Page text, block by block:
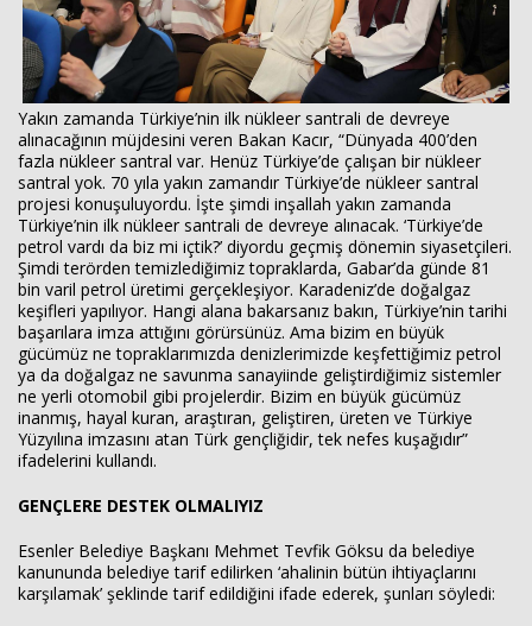
Yakın zamanda Türkiye’nin ilk nükleer santrali de devreye
alınacağının müjdesini veren Bakan Kacır, “Dünyada 400’den
fazla nükleer santral var. Henüz Türkiye’de çalışan bir nükleer
santral yok. 70 yıla yakın zamandır Türkiye’de nükleer santral
projesi konuşuluyordu. İşte şimdi inşallah yakın zamanda
Türkiye’nin ilk nükleer santrali de devreye alınacak. ‘Türkiye’de
petrol vardı da biz mi içtik?’ diyordu geçmiş dönemin siyasetçileri.
Şimdi terörden temizlediğimiz topraklarda, Gabar’da günde 81
bin varil petrol üretimi gerçekleşiyor. Karadeniz’de doğalgaz
keşifleri yapılıyor. Hangi alana bakarsanız bakın, Türkiye’nin tarihi
başarılara imza attığını görürsünüz. Ama bizim en büyük
gücümüz ne topraklarımızda denizlerimizde keşfettiğimiz petrol
ya da doğalgaz ne savunma sanayiinde geliştirdiğimiz sistemler
ne yerli otomobil gibi projelerdir. Bizim en büyük gücümüz
inanmış, hayal kuran, araştıran, geliştiren, üreten ve Türkiye
Yüzyılına imzasını atan Türk gençliğidir, tek nefes kuşağıdır”
ifadelerini kullandı.
GENÇLERE DESTEK OLMALIYIZ
Esenler Belediye Başkanı Mehmet Tevfik Göksu da belediye
kanununda belediye tarif edilirken ‘ahalinin bütün ihtiyaçlarını
karşılamak’ şeklinde tarif edildiğini ifade ederek, şunları söyledi: